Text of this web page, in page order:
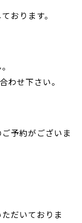
おります。
せ下さい。
予約がございま
だいておりま